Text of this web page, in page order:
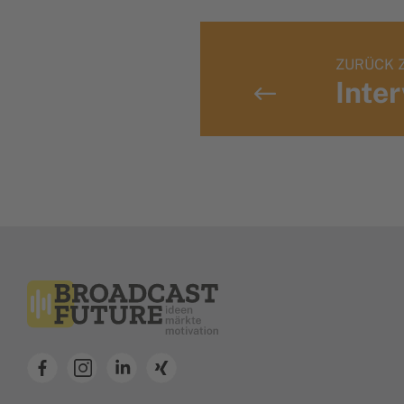
ZURÜCK